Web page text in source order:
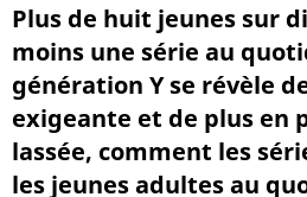
Plus de huit jeunes sur
moins une série au
génération Y se révèle
exigeante et de plus en
lassée, comment les
les jeunes adultes au